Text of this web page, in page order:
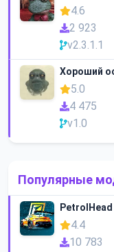
4.6
2 923
v2.3.1.1
Хороший
5.0
4 475
v1.0
Популярные
PetrolHead
4.4
10 783